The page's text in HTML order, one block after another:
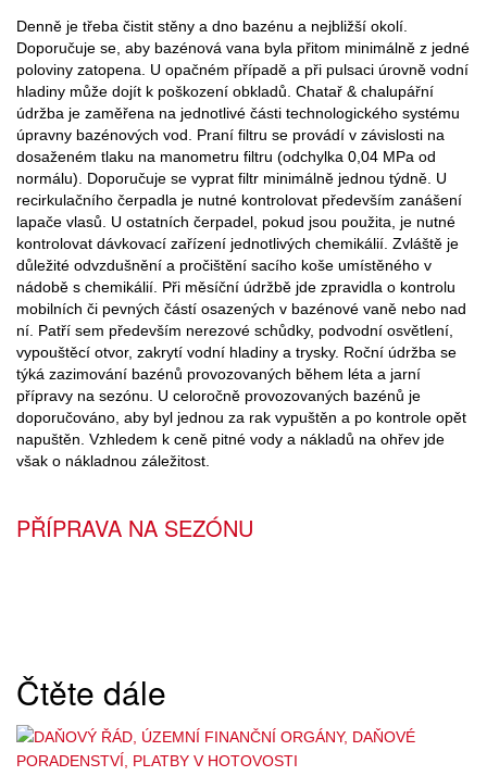
Denně je třeba čistit stěny a dno bazénu a nejbližší okolí.
Doporučuje se, aby bazénová vana byla přitom minimálně z jedné
poloviny zatopena. U opačném případě a při pulsaci úrovně vodní
hladiny může dojít k poškození obkladů. Chatař & chalupářní
údržba je zaměřena na jednotlivé části technologického systému
úpravny bazénových vod. Praní filtru se provádí v závislosti na
dosaženém tlaku na manometru filtru (odchylka 0,04 MPa od
normálu). Doporučuje se vyprat filtr minimálně jednou týdně. U
recirkulačního čerpadla je nutné kontrolovat především zanášení
lapače vlasů. U ostatních čerpadel, pokud jsou použita, je nutné
kontrolovat dávkovací zařízení jednotlivých chemikálií. Zvláště je
důležité odvzdušnění a pročištění sacího koše umístěného v
nádobě s chemikálií. Při měsíční údržbě jde zpravidla o kontrolu
mobilních či pevných částí osazených v bazénové vaně nebo nad
ní. Patří sem především nerezové schůdky, podvodní osvětlení,
vypouštěcí otvor, zakrytí vodní hladiny a trysky. Roční údržba se
týká zazimování bazénů provozovaných během léta a jarní
přípravy na sezónu. U celoročně provozovaných bazénů je
doporučováno, aby byl jednou za rak vypuštěn a po kontrole opět
napuštěn. Vzhledem k ceně pitné vody a nákladů na ohřev jde
však o nákladnou záležitost.
PŘÍPRAVA NA SEZÓNU
Čtěte dále